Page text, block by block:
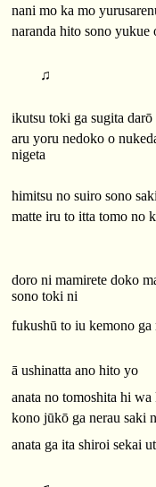
nani mo ka mo
naranda hito sono yukue
♫
ikutsu toki ga sugita darō
aru yoru nedoko o
nigeta
himitsu no suiro sono
matte iru to itta tomo no
doro ni mamirete doko
sono toki ni
fukushū to iu kemono ga
ā ushinatta ano hito yo
anata no tomoshita hi wa
kono jūkō ga nerau saki
anata ga ita shiroi sekai